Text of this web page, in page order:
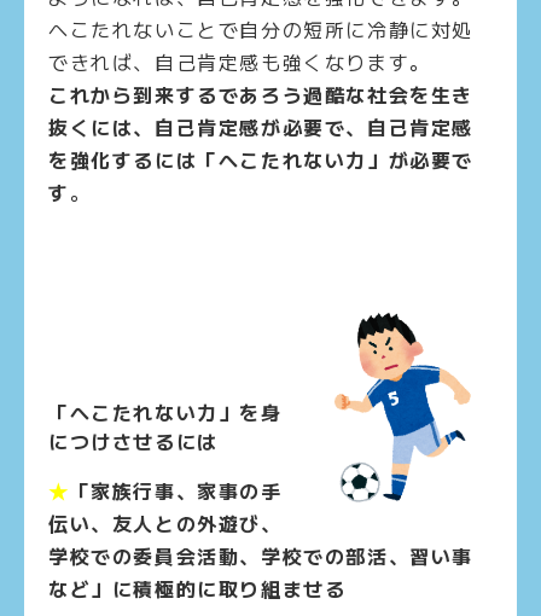
へこたれないことで自分の短所に冷静に対処
できれば、自己肯定感も強くなります。
これから到来するであろう過酷な社会を生き
抜くには、自己肯定感が必要で、自己肯定感
を強化するには「へこたれない力」が必要で
す。
「へこたれない力」を身
につけさせるには
★ 「家族行事、家事の手
伝い、友人との外遊び、
学校での委員会活動、学校での部活、習い事
など」に積極的に取り組ませる